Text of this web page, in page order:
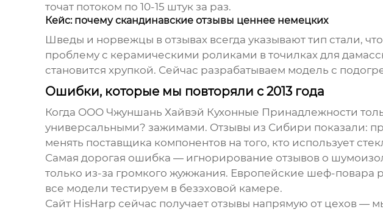
точат потоком по 10-15 штук за раз.
Кейс: почему скандинавские отзывы ценнее немецких
Шведы и норвежцы в отзывах всегда указывают тип стали,
проблему с керамическими роликами в точилках для
становится хрупкой. Сейчас разрабатываем модель с
Ошибки, которые мы повторяли с 2013 года
Когда ООО Чжуншань Хайвэй Кухонные Принадлежности
универсальными? зажимами. Отзывы из Сибири показали:
менять поставщика компонентов на того, кто использует
Самая дорогая ошибка — игнорирование отзывов о
только из-за громкого жужжания. Европейские шеф-повара
все модели тестируем в безэховой камере.
Сайт HisHarp сейчас получает отзывы напрямую от цехов —